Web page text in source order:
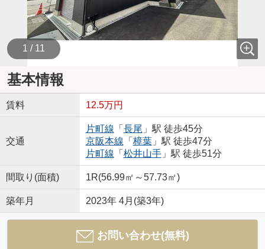
1 / 11
基本情報
賃料 12.5万円
交通
片町線 「 長尾 」駅 徒歩45分
京阪本線 「 樟葉」駅 徒歩47分
片町線 「 松井山手」駅 徒歩51分
間取り(面積) 1R(56.99㎡～57.73㎡)
築年月 2023年 4月(築3年)
お問い合わせ(無料)